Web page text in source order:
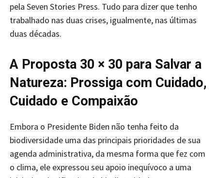
pela Seven Stories Press. Tudo para dizer que tenho
trabalhado nas duas crises, igualmente, nas últimas
duas décadas.
A Proposta 30 × 30 para Salvar a
Natureza: Prossiga com Cuidado,
Cuidado e Compaixão
Embora o Presidente Biden não tenha feito da
biodiversidade uma das principais prioridades de sua
agenda administrativa, da mesma forma que fez com
o clima, ele expressou seu apoio inequívoco a uma